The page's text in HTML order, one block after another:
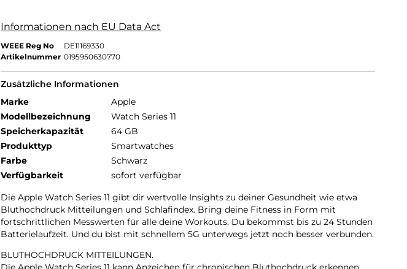
Informationen nach EU Data Act
WEEE Reg No
DE11169330
Artikelnummer 0195950630770
Zusätzliche Informationen
Marke
Apple
Modellbezeichnung
Watch Series 11
Speicherkapazität
64 GB
Produkttyp
Smartwatches
Farbe
Schwarz
Verfügbarkeit
sofort verfügbar
Die Apple Watch Series 11 gibt dir wertvolle Insights zu deiner Gesundheit wie etwa
Bluthochdruck Mitteilungen und Schlafindex. Bring deine Fitness in Form mit
fortschrittlichen Messwerten für alle deine Workouts. Du bekommst bis zu 24 Stunden
Batterielaufzeit. Und du bist mit schnellem 5G unterwegs jetzt noch besser verbunden.
BLUTHOCHDRUCK MITTEILUNGEN.